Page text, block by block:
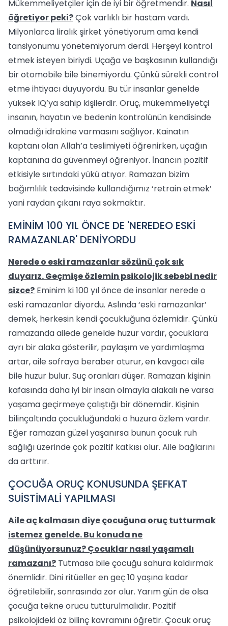
Mükemmeliyetçiler için de iyi bir öğretmendir. Nasıl
öğretiyor peki?Çok varlıklı bir hastam vardı.
Milyonlarca liralık şirket yönetiyorum ama kendi
tansiyonumu yönetemiyorum derdi. Herşeyi kontrol
etmek isteyen biriydi. Uçağa ve başkasının kullandığı
bir otomobile bile binemiyordu. Çünkü sürekli control
etme ihtiyacı duyuyordu. Bu tür insanlar genelde
yüksek IQ’ya sahip kişilerdir. Oruç, mükemmeliyetçi
insanın, hayatın ve bedenin kontrolünün kendisinde
olmadığı idrakine varmasını sağlıyor. Kainatın
kaptanı olan Allah’a teslimiyeti öğrenirken, uçağın
kaptanına da güvenmeyi öğreniyor. İnancın pozitif
etkisiyle sırtındaki yükü atıyor. Ramazan bizim
bağımlılık tedavisinde kullandığımız ‘retrain etmek’
yani raydan çıkanı raya sokmaktır.
EMİNİM 100 YIL ÖNCE DE 'NEREDEO ESKİ
RAMAZANLAR' DENİYORDU
Nerede o eski ramazanlar sözünü çok sık
duyarız. Geçmişe özlemin psikolojik sebebi nedir
sizce? Eminim ki 100 yıl önce de insanlar nerede o
eski ramazanlar diyordu. Aslında ‘eski ramazanlar’
demek, herkesin kendi çocukluğuna özlemidir. Çünkü
ramazanda ailede genelde huzur vardır, çocuklara
ayrı bir alaka gösterilir, paylaşım ve yardımlaşma
artar, aile sofraya beraber oturur, en kavgacı aile
bile huzur bulur. Suç oranları düşer. Ramazan kişinin
kafasında daha iyi bir insan olmayla alakalı ne varsa
yaşama geçirmeye çalıştığı bir dönemdir. Kişinin
bilinçaltında çocukluğundaki o huzura özlem vardır.
Eğer ramazan güzel yaşanırsa bunun çocuk ruh
sağlığı üzerinde çok pozitif katkısı olur. Aile bağlarını
da arttırır.
ÇOCUĞA ORUÇ KONUSUNDA ŞEFKAT
SUİSTİMALİ YAPILMASI
Aile aç kalmasın diye çocuğuna oruç tutturmak
istemez genelde. Bu konuda ne
düşünüyorsunuz? Çocuklar nasıl yaşamalı
ramazanı? Tutmasa bile çocuğu sahura kaldırmak
önemlidir. Dini ritüeller en geç 10 yaşına kadar
öğretilebilir, sonrasında zor olur. Yarım gün de olsa
çocuğa tekne orucu tutturulmalıdır. Pozitif
psikolojideki öz bilinç kavramını öğretir. Çocuk oruç